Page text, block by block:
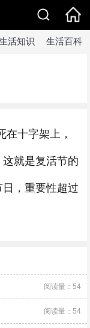
活知识 生活百科
在十字架上，
就是复活节的
，重要性超过
阅读量：54
阅读量：54